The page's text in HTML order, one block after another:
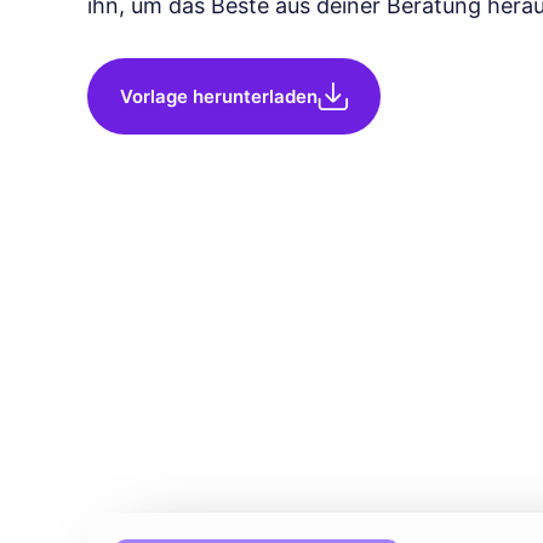
ihn, um das Beste aus deiner Beratung
Vorlage herunterladen